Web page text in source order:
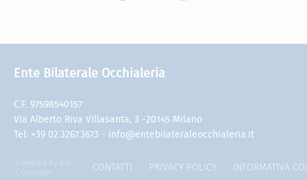
Ente Bilaterale Occhialeria
C.F. 97598540157
Via Alberto Riva Villasanta, 3 -20145 Milano
Tel: +39 02.3267.3673 - info@entebilateraleocchialeria.it
Powered by Ico
Computer
CONTATTI PRIVACY POLICY INFORMATIVA